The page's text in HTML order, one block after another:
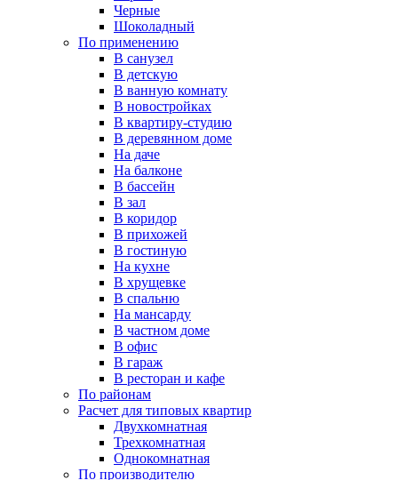
Черные
Шоколадный
По применению
В санузел
В детскую
В ванную комнату
В новостройках
В квартиру-студию
В деревянном доме
На даче
На балконе
В бассейн
В зал
В коридор
В прихожей
В гостиную
На кухне
В хрущевке
В спальню
На мансарду
В частном доме
В офис
В гараж
В ресторан и кафе
По районам
Расчет для типовых квартир
Двухкомнатная
Трехкомнатная
Однокомнатная
По производителю